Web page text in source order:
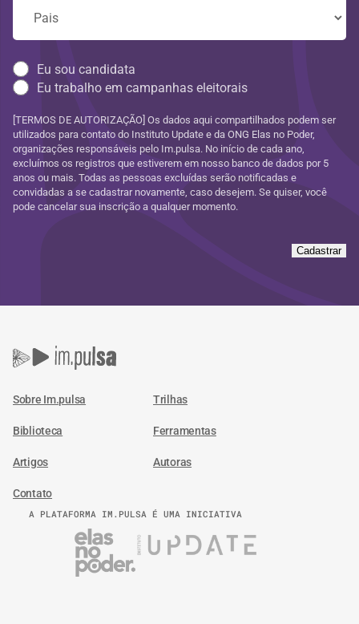
Eu sou candidata
Eu trabalho em campanhas eleitorais
[TERMOS DE AUTORIZAÇÃO] Os dados aqui compartilhados podem ser
utilizados para contato do Instituto Update e da ONG Elas no Poder,
organizações responsáveis pelo Im.pulsa. No início de cada ano,
excluímos os registros que estiverem em nosso banco de dados por 5
anos ou mais. Todas as pessoas excluídas serão notificadas e
convidadas a se cadastrar novamente, caso desejem. Se quiser, você
pode cancelar sua inscrição a qualquer momento.
Cadastrar
Sobre Im.pulsa Trilhas
Biblioteca Ferramentas
Artigos Autoras
Contato
A PLATAFORMA IM.PULSA É UMA INICIATIVA